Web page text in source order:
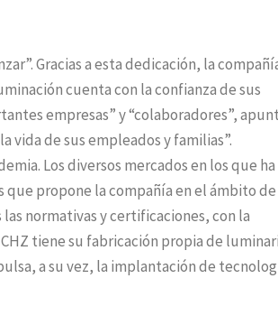
Gracias a esta dedicación, la
cuenta con la confianza de sus
empresas” y “colaboradores”,
vida de sus empleados y familias”.
Los diversos mercados en los que ha
que propone la compañía en el ámbito de
normativas y certificaciones, con la
tiene su fabricación propia de
a su vez, la implantación de